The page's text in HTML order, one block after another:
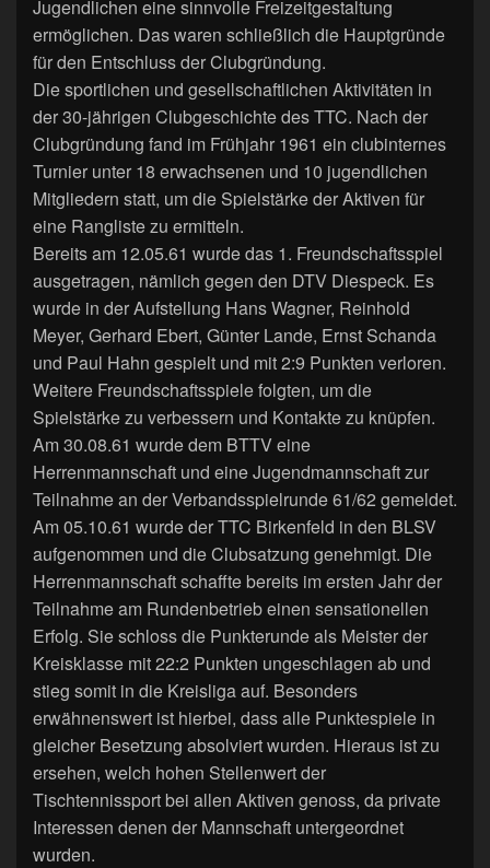
Jugendlichen eine sinnvolle Freizeitgestaltung
ermöglichen. Das waren schließlich die Hauptgründe
für den Entschluss der Clubgründung.
Die sportlichen und gesellschaftlichen Aktivitäten in
der 30-jährigen Clubgeschichte des TTC. Nach der
Clubgründung fand im Frühjahr 1961 ein clubinternes
Turnier unter 18 erwachsenen und 10 jugendlichen
Mitgliedern statt, um die Spielstärke der Aktiven für
eine Rangliste zu ermitteln.
Bereits am 12.05.61 wurde das 1. Freundschaftsspiel
ausgetragen, nämlich gegen den DTV Diespeck. Es
wurde in der Aufstellung Hans Wagner, Reinhold
Meyer, Gerhard Ebert, Günter Lande, Ernst Schanda
und Paul Hahn gespielt und mit 2:9 Punkten verloren.
Weitere Freundschaftsspiele folgten, um die
Spielstärke zu verbessern und Kontakte zu knüpfen.
Am 30.08.61 wurde dem BTTV eine
Herrenmannschaft und eine Jugendmannschaft zur
Teilnahme an der Verbandsspielrunde 61/62 gemeldet.
Am 05.10.61 wurde der TTC Birkenfeld in den BLSV
aufgenommen und die Clubsatzung genehmigt. Die
Herrenmannschaft schaffte bereits im ersten Jahr der
Teilnahme am Rundenbetrieb einen sensationellen
Erfolg. Sie schloss die Punkterunde als Meister der
Kreisklasse mit 22:2 Punkten ungeschlagen ab und
stieg somit in die Kreisliga auf. Besonders
erwähnenswert ist hierbei, dass alle Punktespiele in
gleicher Besetzung absolviert wurden. Hieraus ist zu
ersehen, welch hohen Stellenwert der
Tischtennissport bei allen Aktiven genoss, da private
Interessen denen der Mannschaft untergeordnet
wurden.